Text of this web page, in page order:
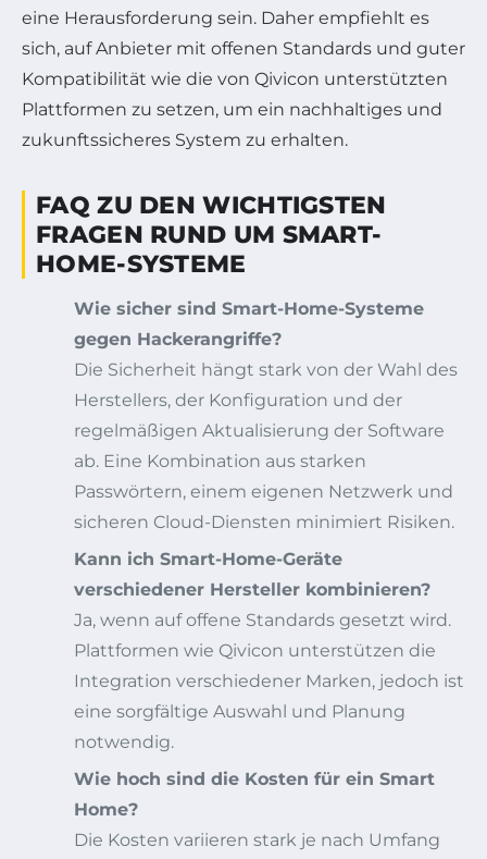
eine Herausforderung sein. Daher empfiehlt es
sich, auf Anbieter mit offenen Standards und guter
Kompatibilität wie die von Qivicon unterstützten
Plattformen zu setzen, um ein nachhaltiges und
zukunftssicheres System zu erhalten.
FAQ ZU DEN WICHTIGSTEN
FRAGEN RUND UM SMART-
HOME-SYSTEME
Wie sicher sind Smart-Home-Systeme
gegen Hackerangriffe?
Die Sicherheit hängt stark von der Wahl des
Herstellers, der Konfiguration und der
regelmäßigen Aktualisierung der Software
ab. Eine Kombination aus starken
Passwörtern, einem eigenen Netzwerk und
sicheren Cloud-Diensten minimiert Risiken.
Kann ich Smart-Home-Geräte
verschiedener Hersteller kombinieren?
Ja, wenn auf offene Standards gesetzt wird.
Plattformen wie Qivicon unterstützen die
Integration verschiedener Marken, jedoch ist
eine sorgfältige Auswahl und Planung
notwendig.
Wie hoch sind die Kosten für ein Smart
Home?
Die Kosten variieren stark je nach Umfang